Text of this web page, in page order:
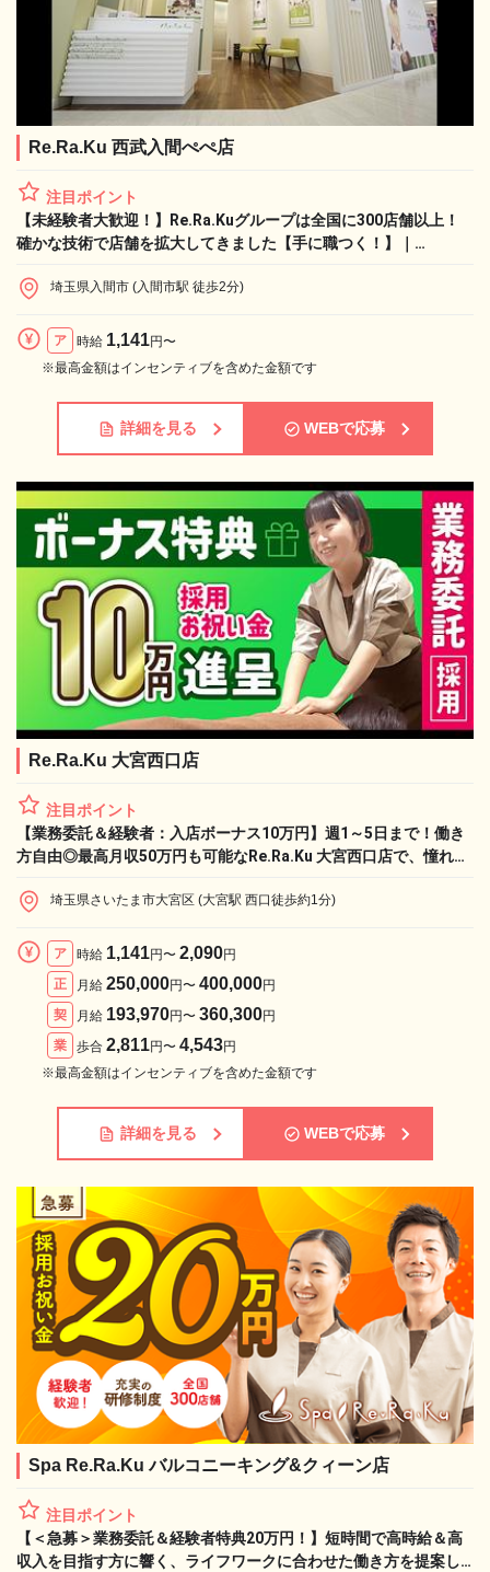
Re.Ra.Ku 西武入間ぺぺ店
注目ポイント
【未経験者大歓迎！】Re.Ra.Kuグループは全国に300店舗以上！
確かな技術で店舗を拡大してきました【手に職つく！】｜
埼玉県入間市 (入間市駅 徒歩2分)
ア 時給 1,141円〜
※最高金額はインセンティブを含めた金額です
詳細を見る WEBで応募
Re.Ra.Ku 大宮西口店
注目ポイント
【業務委託＆経験者：入店ボーナス10万円】週1～5日まで！働き
方自由◎最高月収50万円も可能なRe.Ra.Ku 大宮西口店で、憧れの
埼玉県さいたま市大宮区 (大宮駅 西口徒歩約1分)
ア 時給 1,141円〜 2,090円
正
月給 250,000円〜 400,000円
契
月給 193,970円〜 360,300円
業
歩合 2,811円〜 4,543円
※最高金額はインセンティブを含めた金額です
詳細を見る WEBで応募
Spa Re.Ra.Ku バルコニーキング&クィーン店
注目ポイント
【＜急募＞業務委託＆経験者特典20万円！】短時間で高時給＆高
収入を目指す方に響く、ライフワークに合わせた働き方を提案し